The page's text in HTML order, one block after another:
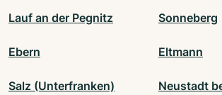
Lauf an der Pegnitz Sonneberg
Ebern Eltmann
Salz (Unterfranken) Neustadt